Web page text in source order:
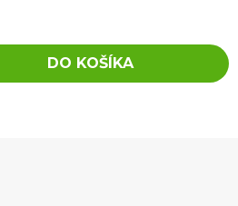
DO KOŠÍKA